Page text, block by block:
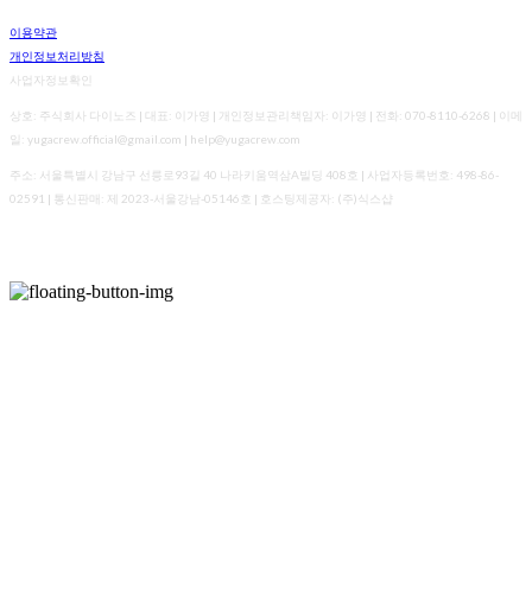
이용약관
개인정보처리방침
사업자정보확인
상호: 주식회사 다이노즈 | 대표: 이가영 | 개인정보관리책임자: 이가영 | 전화: 070-8110-6268 | 이메
일: yugacrew.official@gmail.com | help@yugacrew.com
주소: 서울특별시 강남구 선릉로93길 40 나라키움역삼A빌딩 408호 | 사업자등록번호: 498-86-
02591 | 통신판매: 제 2023-서울강남-05146호 | 호스팅제공자: (주)식스샵